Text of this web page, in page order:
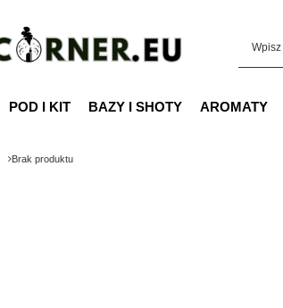
POD I KIT BAZY I SHOTY AROMATY
Brak produktu